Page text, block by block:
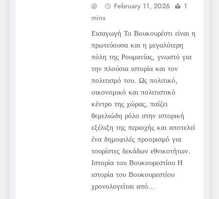
February 11, 2026
1
mins
Εισαγωγή Το Βουκουρέστι είναι η
πρωτεύουσα και η μεγαλύτερη
πόλη της Ρουμανίας, γνωστό για
την πλούσια ιστορία και τον
πολιτισμό του. Ως πολιτικό,
οικονομικό και πολιτιστικό
κέντρο της χώρας, παίζει
θεμελιώδη ρόλο στην ιστορική
εξέλιξη της περιοχής και αποτελεί
ένα δημοφιλές προορισμό για
τουρίστες δεκάδων εθνικοτήτων.
Ιστορία του Βουκουρεστίου Η
ιστορία του Βουκουρεστίου
χρονολογείται από…